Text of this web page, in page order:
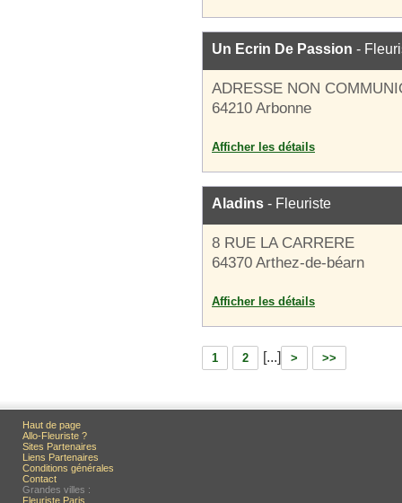
Un Ecrin De Passion -
ADRESSE NON
64210 Arbonne
Afficher les détails
Aladins - Fleuriste
8 RUE LA CARRERE
64370 Arthez-de-béarn
Afficher les détails
1 2 [...] > >>
Haut de page
Allo-Fleuriste ?
Sites Partenaires
Liens Partenaires
Conditions générales
Contact
Grandes villes :
Fleuriste Paris